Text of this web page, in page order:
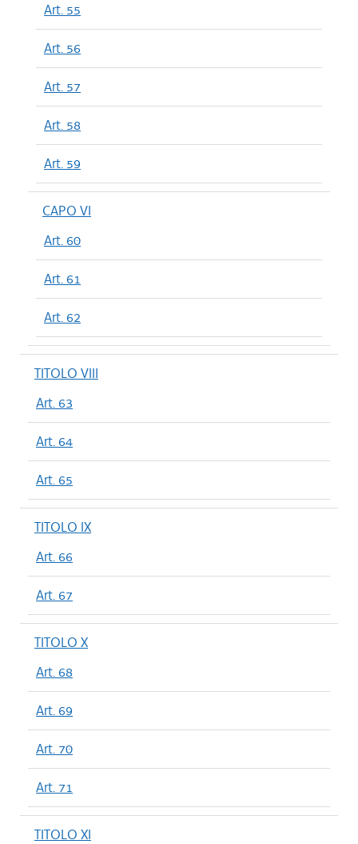
Art. 55
Art. 56
Art. 57
Art. 58
Art. 59
CAPO VI
Art. 60
Art. 61
Art. 62
TITOLO VIII
Art. 63
Art. 64
Art. 65
TITOLO IX
Art. 66
Art. 67
TITOLO X
Art. 68
Art. 69
Art. 70
Art. 71
TITOLO XI